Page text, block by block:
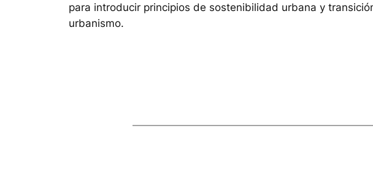
para introducir principios de sostenibilidad urbana y
urbanismo.